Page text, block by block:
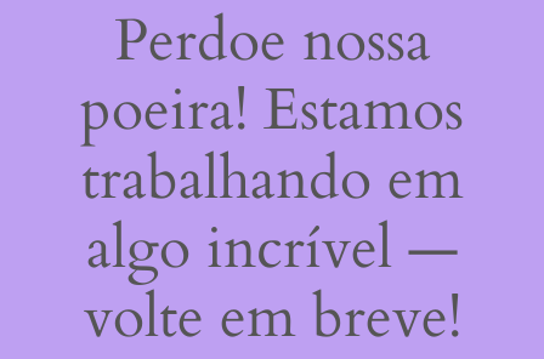
Perdoe nossa
poeira! Estamos
trabalhando em
algo incrível —
volte em breve!